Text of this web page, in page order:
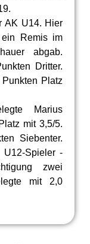
AK U14. Hier
Remis im
abgab.
Dritter.
Platz
Marius
mit 3,5/5.
Siebenter.
U12-Spieler -
zwei
mit 2,0